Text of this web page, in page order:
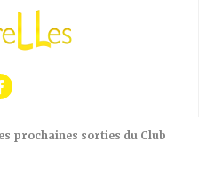
prochaines sorties du Club